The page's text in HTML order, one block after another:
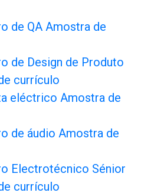
de QA Amostra de
de Design de Produto
currículo
eléctrico Amostra de
de áudio Amostra de
Electrotécnico Sénior
currículo